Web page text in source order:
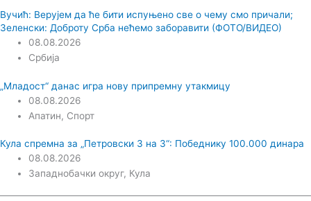
Вучић: Верујем да ће бити испуњено све о чему смо причали;
Зеленски: Доброту Срба нећемо заборавити (ФОТО/ВИДЕО)
08.08.2026
Србија
„Младост“ данас игра нову припремну утакмицу
08.08.2026
Апатин, Спорт
Кула спремна за „Петровски 3 на 3“: Победнику 100.000 динара
08.08.2026
Западнобачки округ, Кула